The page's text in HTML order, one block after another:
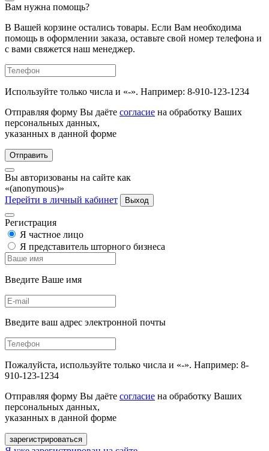
Вам нужна помощь?
В Вашей корзине остались товары. Если Вам необходима
помощь в оформлении заказа, оставьте свой номер телефона и
с вами свяжется наш менеджер.
Используйте только числа и «-». Например: 8-910-123-1234
Отправляя форму Вы даёте согласие на обработку Ваших
персональных данных,
указанных в данной форме
Отправить
Вы авторизованы на сайте как
«(anonymous)»
Перейти в личный кабинет
Выход
Регистрация
Я частное лицо
Я представитель шторного бизнеса
Введите Ваше имя
Введите ваш адрес электронной почты
Пожалуйста, используйте только числа и «-». Например: 8-
910-123-1234
Отправляя форму Вы даёте согласие на обработку Ваших
персональных данных,
указанных в данной форме
зарегистрироваться